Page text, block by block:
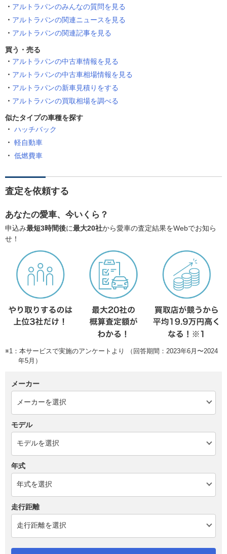
アルトラパンのみんなの質問を見る
アルトラパンの関連ニュースを見る
アルトラパンの関連記事を見る
買う・売る
アルトラパンの中古車情報を見る
アルトラパンの中古車相場情報を見る
アルトラパンの新車見積りをする
アルトラパンの買取相場を調べる
似たタイプの車種を探す
ハッチバック
軽自動車
低燃費車
査定を依頼する
あなたの愛車、今いくら？
申込み最短3時間後に最大20社から愛車の査定結果をWebでお知ら
せ！
※1：本サービスで実施のアンケートより （回答期間：2023年6月〜2024
年5月）
メーカー
モデル
年式
走行距離